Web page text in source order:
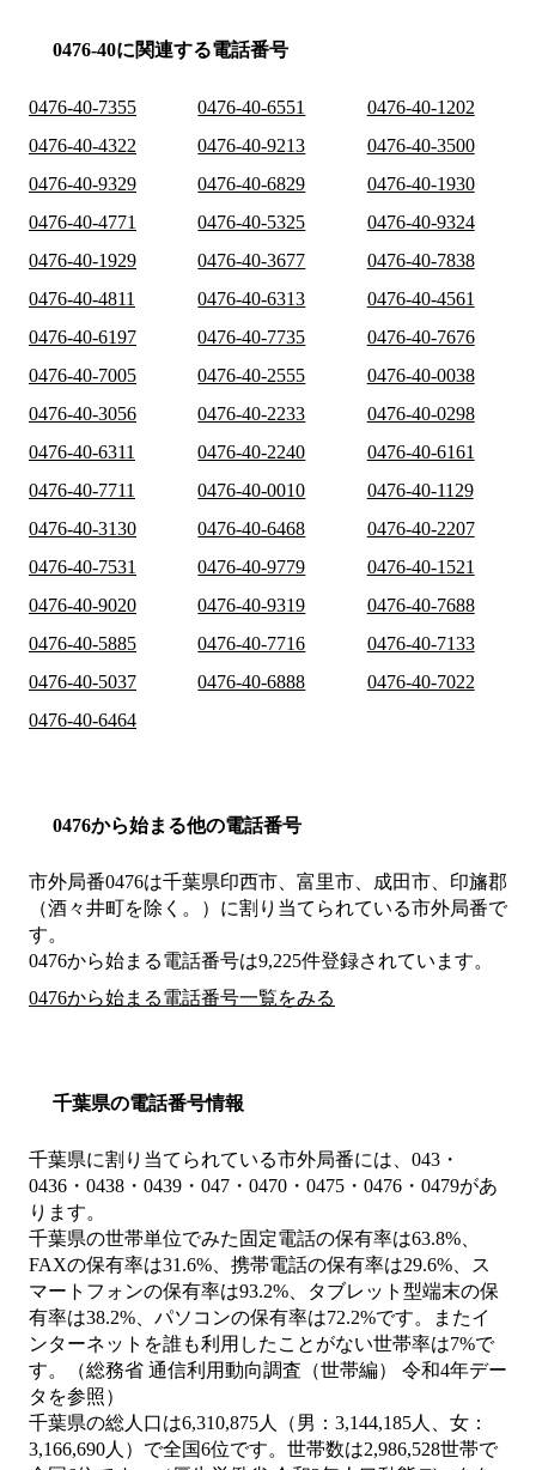
0476-40に関連する電話番号
0476-40-7355 0476-40-6551
0476-40-1202
0476-40-4322
0476-40-9213
0476-40-3500
0476-40-9329
0476-40-6829
0476-40-1930
0476-40-4771
0476-40-5325
0476-40-9324
0476-40-1929
0476-40-3677
0476-40-7838
0476-40-4811
0476-40-6313
0476-40-4561
0476-40-6197
0476-40-7735
0476-40-7676
0476-40-7005
0476-40-2555
0476-40-0038
0476-40-3056
0476-40-2233
0476-40-0298
0476-40-6311
0476-40-2240
0476-40-6161
0476-40-7711
0476-40-0010
0476-40-1129
0476-40-3130
0476-40-6468
0476-40-2207
0476-40-7531
0476-40-9779
0476-40-1521
0476-40-9020
0476-40-9319
0476-40-7688
0476-40-5885
0476-40-7716
0476-40-7133
0476-40-5037
0476-40-6888
0476-40-7022
0476-40-6464
0476から始まる他の電話番号
市外局番0476は千葉県印西市、富里市、成田市、印旛郡
（酒々井町を除く。） に割り当てられている市外局番で
す。
0476から始まる電話番号は9,225件登録されています。
0476から始まる電話番号一覧をみる
千葉県の電話番号情報
千葉県に割り当てられている市外局番には、043・
0436・0438・0439・047・0470・0475・0476・0479があ
ります。
千葉県の世帯単位でみた固定電話の保有率は63.8%、
FAXの保有率は31.6%、携帯電話の保有率は29.6%、ス
マートフォンの保有率は93.2%、タブレット型端末の保
有率は38.2%、パソコンの保有率は72.2%です。またイ
ンターネットを誰も利用したことがない世帯率は7%で
す。（総務省 通信利用動向調査（世帯編） 令和4年デー
タを参照）
千葉県の総人口は6,310,875人（男：3,144,185人、女：
3,166,690人）で全国6位です。世帯数は2,986,528世帯で